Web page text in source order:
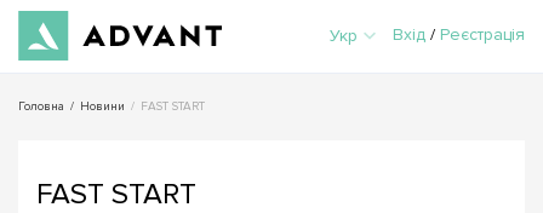
Укр Вхід / Реєстрація
Головна / Новини / FAST START
FAST START